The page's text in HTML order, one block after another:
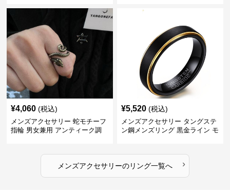
¥4,060 (税込)
メンズアクセサリー 蛇モチーフ
指輪 男女兼用 アンティーク調
¥5,520 (税込)
メンズアクセサリー タングステ
ン鋼メンズリング 黒金ライン モ
メンズアクセサリーのリング一覧へ ›